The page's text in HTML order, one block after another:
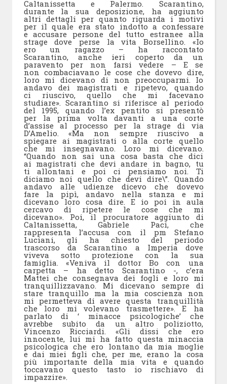
Caltanissetta e Palermo. Scarantino,
durante la sua deposizione, ha aggiunto
altri dettagli per quanto riguarda i motivi
per il quale era stato indotto a confessare
e accusare persone del tutto estranee alla
strage dove perse la vita Borsellino. «Io
ero un ragazzo – ha raccontato
Scarantino, anche ieri coperto da un
paravento per non farsi vedere – E se
non combaciavano le cose che dovevo dire,
loro mi dicevano di non preoccuparmi. Io
andavo dei magistrati e ripetevo, quando
ci riuscivo, quello che mi facevano
studiare». Scarantino si riferisce al periodo
del 1995, quando l’ex pentito si presentò
per la prima volta davanti a una corte
d’assise al processo per la strage di via
D’Amelio. «Ma non sempre riuscivo a
spiegare ai magistrati o alla corte quello
che mi insegnavano. Loro mi dicevano.
“Quando non sai una cosa basta che dici
ai magistrati che devi andare in bagno, tu
ti allontani e poi ci pensiamo noi. Ti
diciamo noi quello che devi dire\”. Quando
andavo alle udienze dicevo che dovevo
fare la pipì, andavo nella stanza e mi
dicevano loro cosa dire. E io poi in aula
cercavo di ripetere le cose che mi
dicevano». Poi, il procuratore aggiunto di
Caltanissetta, Gabriele Paci, che
rappresenta l’accusa con il pm Stefano
Luciani, gli ha chiesto del periodo
trascorso da Scarantino a Imperia dove
viveva sotto protezione con la sua
famiglia. «Veniva il dottor Bo con una
carpetta – ha detto Scarantino -, c’era
Mattei che consegnava dei fogli e loro mi
tranquillizzavano. Mi dicevano sempre di
stare tranquillo ma la mia coscienza non
mi permetteva di avere questa tranquillità
che loro mi volevano trasmettere». E ha
parlato di ‘ minacce psicologiche’ che
avrebbe subito da un altro poliziotto,
Vincenzo Ricciardi. «Gli dissi che ero
innocente, lui mi ha fatto questa minaccia
psicologica che ero lontano da mia moglie
e dai miei figli che, per me, erano la cosa
più importante della mia vita e quando
toccavano questo tasto io rischiavo di
impazzire».